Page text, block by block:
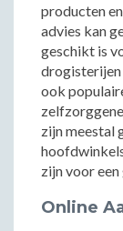
producten
advies kan
geschikt is
drogisterijen
ook
zijn meestal
zijn voor
Online